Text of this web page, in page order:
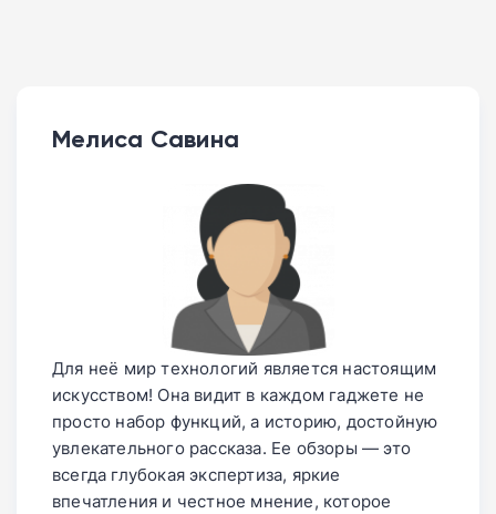
Мелиса Савина
Для неё мир технологий является настоящим
искусством! Она видит в каждом гаджете не
просто набор функций, а историю, достойную
увлекательного рассказа. Ее обзоры — это
всегда глубокая экспертиза, яркие
впечатления и честное мнение, которое